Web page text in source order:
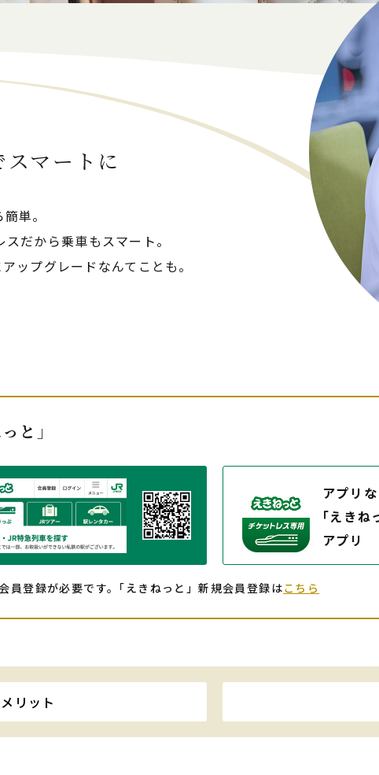
マートに
単。
だから乗車もスマート。
ップグレードなんてことも。
と」
アプリ
｢えきね
アプリ
登録が必要です。 ｢えきねっと」新規会員登録はこちら
リット